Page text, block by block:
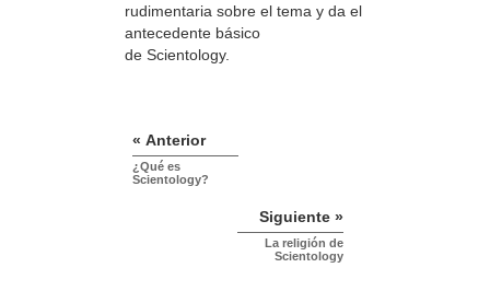
rudimentaria sobre el tema y da el
antecedente básico
de Scientology.
« Anterior
¿Qué es
Scientology?
Siguiente »
La religión de
Scientology